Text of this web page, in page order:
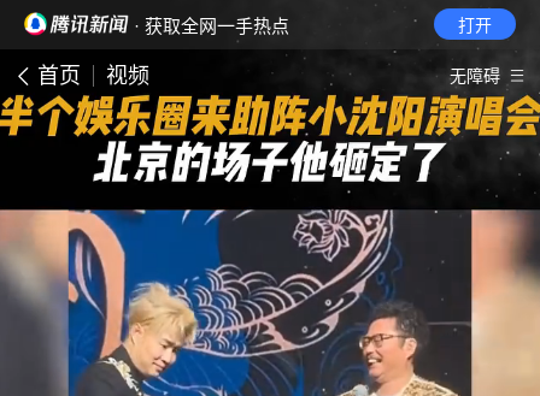
· 获取全网一手热点 打开
首页 视频 无障碍